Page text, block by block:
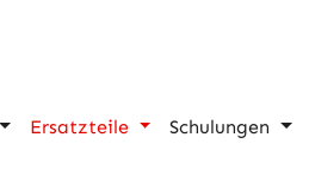
Ersatzteile Schulungen